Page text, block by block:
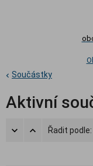
Součástky
Aktivní
Řadit podle: